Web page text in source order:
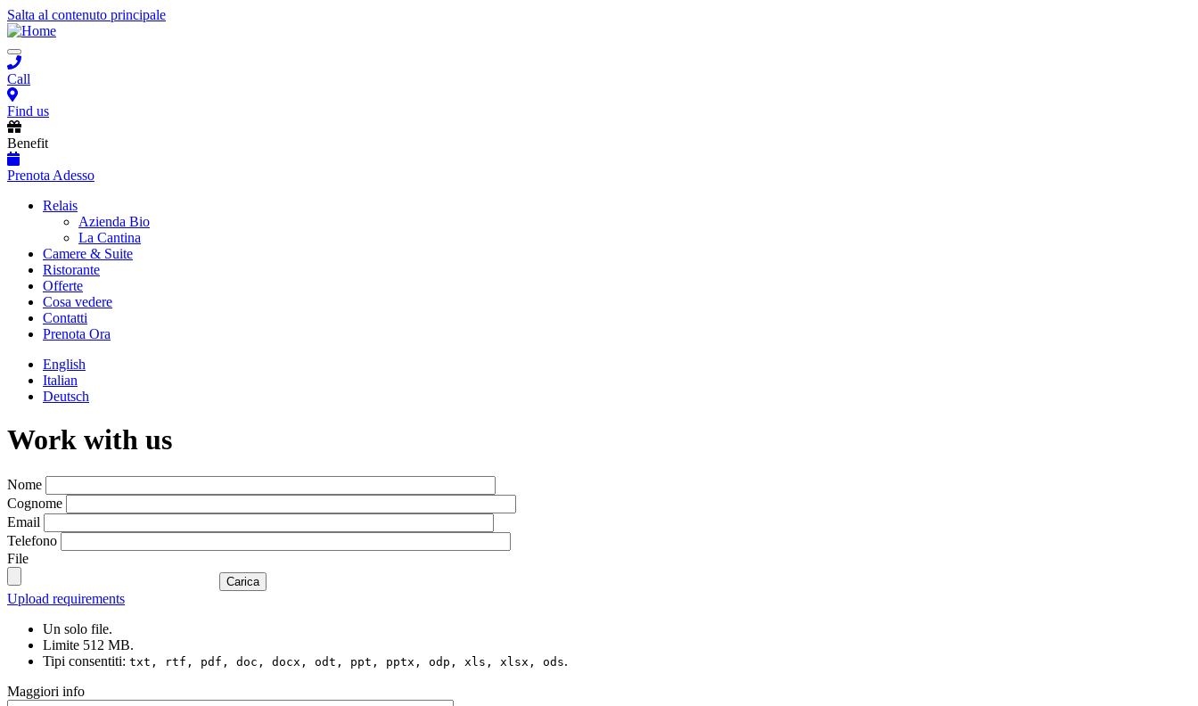
Salta al contenuto principale
Toggle
navigation
Call
Find us
Benefit
Prenota Adesso
Main
navigation
Relais
Azienda Bio
La Cantina
Camere & Suite
Ristorante
Offerte
Cosa vedere
Contatti
Prenota Ora
English
Italian
Deutsch
Work with us
Nome
Cognome
Email
Telefono
File
Carica
Upload requirements
Un solo file.
Limite 512 MB.
Tipi consentiti: txt, rtf, pdf, doc, docx, odt, ppt, pptx, odp, xls, xlsx, ods.
Maggiori info